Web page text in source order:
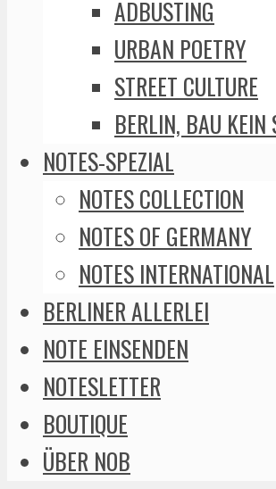
ADBUSTING
URBAN POETRY
STREET CULTURE
BERLIN, BAU KEIN
NOTES-SPEZIAL
NOTES COLLECTION
NOTES OF GERMANY
NOTES INTERNATIONAL
BERLINER ALLERLEI
NOTE EINSENDEN
NOTESLETTER
BOUTIQUE
ÜBER NOB